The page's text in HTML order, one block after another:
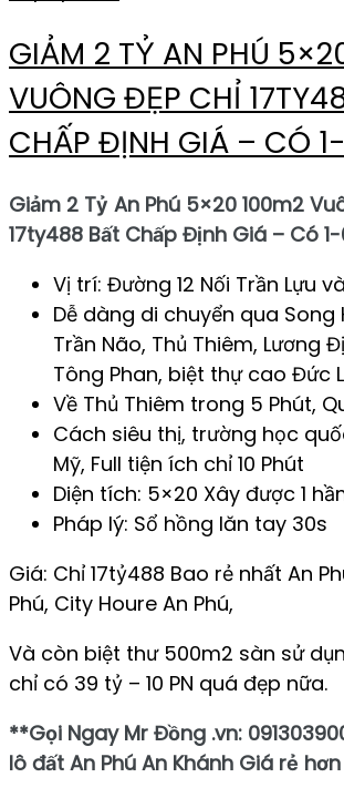
GIẢM 2 TỶ AN PHÚ
VUÔNG ĐẸP CHỈ
CHẤP ĐỊNH GIÁ – CÓ
Giảm 2 Tỷ An Phú 5×20 100m2
17ty488 Bất Chấp Định Giá – Có
Vị trí: Đường 12 Nối Trần Lựu
Dễ dàng di chuyển qua Song
Trần Não, Thủ Thiêm, Lương
Tông Phan, biệt thự cao Đức
Về Thủ Thiêm trong 5 Phút,
Cách siêu thị, trường học
Mỹ, Full tiện ích chỉ 10 Phút
Diện tích: 5×20 Xây được 1
Pháp lý: Sổ hồng lăn tay 30s
Giá: Chỉ 17tỷ488 Bao rẻ nhất An
Phú, City Houre An Phú,
Và còn biệt thư 500m2 sàn sử
chỉ có 39 tỷ – 10 PN quá đẹp nữa.
**Gọi Ngay Mr Đồng .vn:
lô đất An Phú An Khánh Giá rẻ